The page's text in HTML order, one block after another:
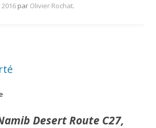
par Olivier Rochat.
Desert Route C27,